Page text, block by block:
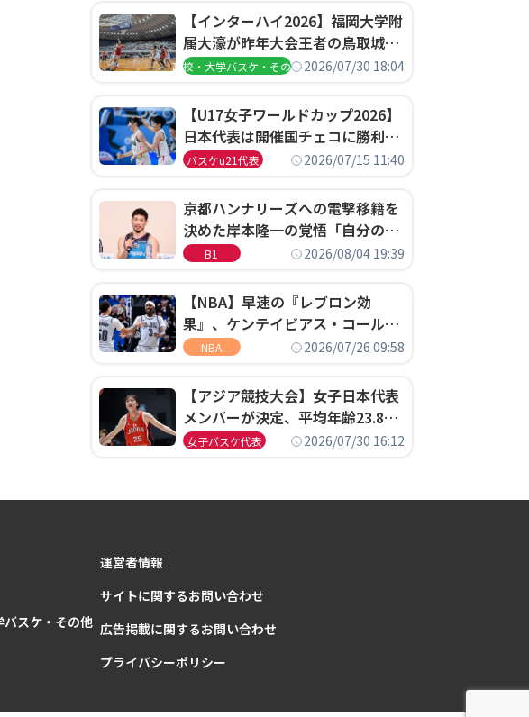
【インターハイ2026】福岡大学附
属大濠が昨年大会王者の鳥取城北
を撃破、大阪薫英女学院は岐阜女
高校・大学バスケ・その他2026/07/30 18:04
【U17女子ワールドカップ2026】
日本代表は開催国チェコに勝利し
て予選グループ3連勝で首位通
決定
バスケu21代表 2026/07/15 11:40
京都ハンナリーズへの電撃移籍を
決めた岸本隆一の覚悟「自分のエ
ゴというちっぽけなことのため
B1 2026/08/04 19:39
【NBA】早速の『レブロン効
果』、ケンテイビアス・コールド
ウェル・ポープがセブンティシク
NBA 2026/07/26 09:58
【アジア競技大会】女子日本代表
メンバーが決定、平均年齢23.8歳
のフレッシュなメンバーが日本開
女子バスケ代表 2026/07/30 16:12
バスケ・その他
運営者情報
サイトに関するお問い合わせ
広告掲載に関するお問い合わせ
プライバシーポリシー